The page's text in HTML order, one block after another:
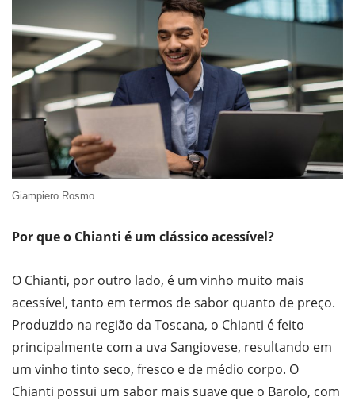
Giampiero Rosmo
Por que o Chianti é um clássico acessível?
O Chianti, por outro lado, é um vinho muito mais
acessível, tanto em termos de sabor quanto de preço.
Produzido na região da Toscana, o Chianti é feito
principalmente com a uva Sangiovese, resultando em
um vinho tinto seco, fresco e de médio corpo. O
Chianti possui um sabor mais suave que o Barolo, com